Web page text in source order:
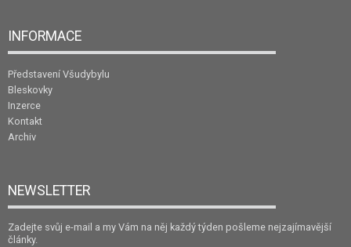
INFORMACE
Představení Všudybylu
Bleskovky
Inzerce
Kontakt
Archiv
NEWSLETTER
Zadejte svůj e-mail a my Vám na něj každý týden pošleme nejzajímavější
články.